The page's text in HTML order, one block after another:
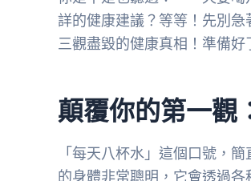
詳的健康建議？等等！先別
三觀盡毀的健康真相！準備
顛覆你的第一觀
「每天八杯水」這個口號，
的身體非常聰明，它會透過